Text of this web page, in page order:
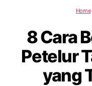
Home
8 Cara
Petelur
yang